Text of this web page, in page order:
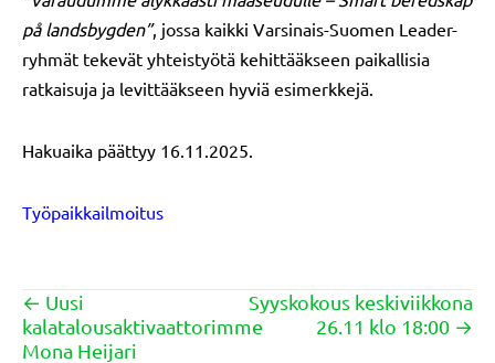
på landsbygden”, jossa kaikki Varsinais-Suomen Leader-
ryhmät tekevät yhteistyötä kehittääkseen paikallisia
ratkaisuja ja levittääkseen hyviä esimerkkejä.
Hakuaika päättyy 16.11.2025.
Työpaikkailmoitus
Posts
navigation
← Uusi
kalatalousaktivaattorimme
Mona Heijari
Syyskokous keskiviikkona
26.11 klo 18:00 →